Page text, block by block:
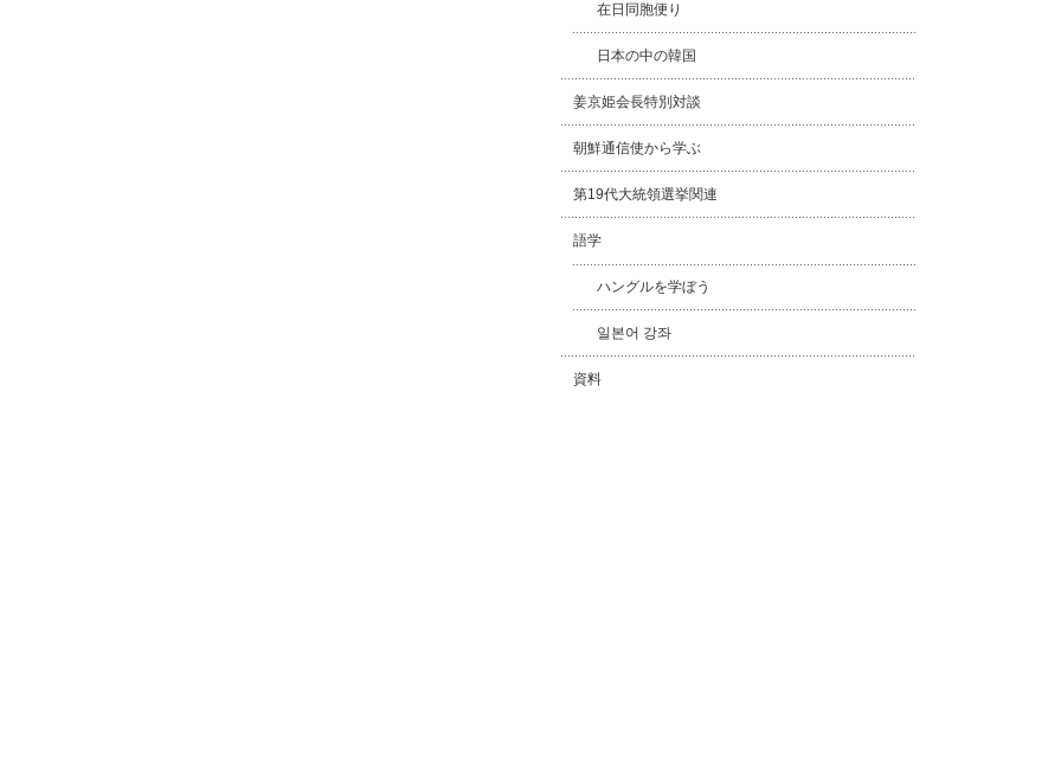
在日同胞便り
日本の中の韓国
姜京姫会長特別対談
朝鮮通信使から学ぶ
第19代大統領選挙関連
語学
ハングルを学ぼう
일본어 강좌
資料